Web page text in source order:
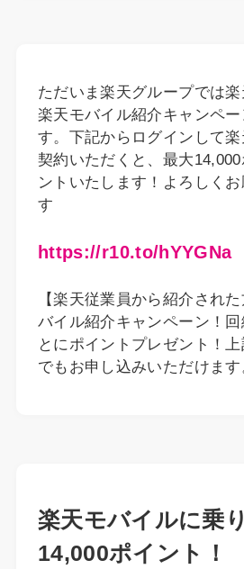
ただいま楽天グループでは
楽天モバイル紹介キャンペ
す。下記からログインして
契約いただくと、最大
ントいたします！よろしく
す
https://r10.to/hYYGNa
【楽天従業員から紹介され
バイル紹介キャンペーン！
とにポイントプレゼント！
でもお申し込みいただけます
楽天モバイルに乗
14,000ポイント！